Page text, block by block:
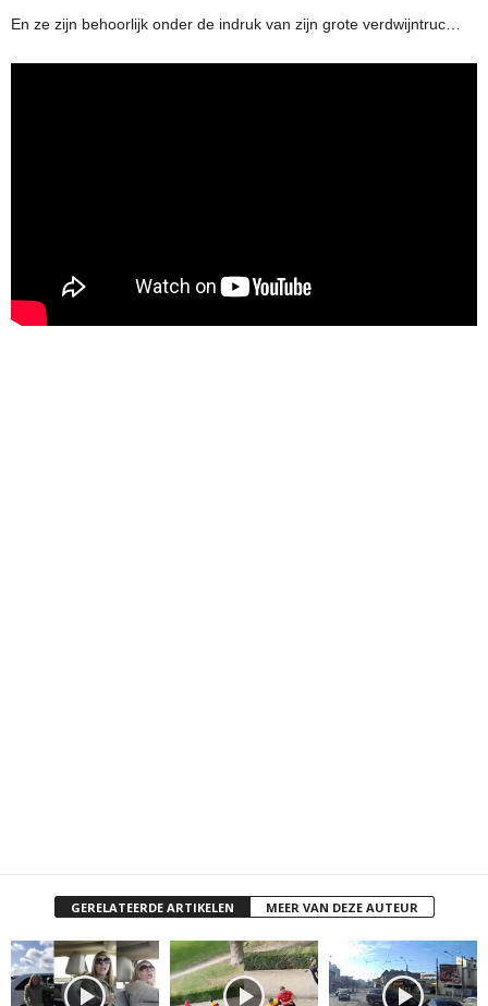
En ze zijn behoorlijk onder de indruk van zijn grote verdwijntruc…
GERELATEERDE ARTIKELEN MEER VAN DEZE AUTEUR